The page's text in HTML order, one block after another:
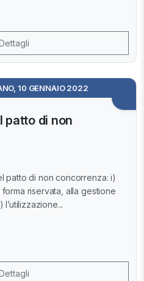
10 GENNAIO 2022
patto di non
patto di non concorrenza: i)
riservata, alla gestione